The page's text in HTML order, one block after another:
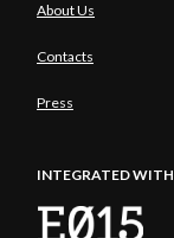
About Us
Contacts
Press
INTEGRATED WITH